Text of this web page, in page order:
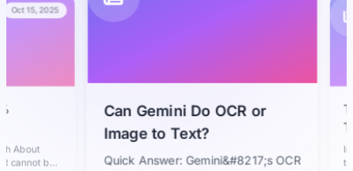
2025
be
Can Gemini Do OCR or
Image to Text?
Quick Answer: Gemini&#8217;s OCR
The
Text
In
text